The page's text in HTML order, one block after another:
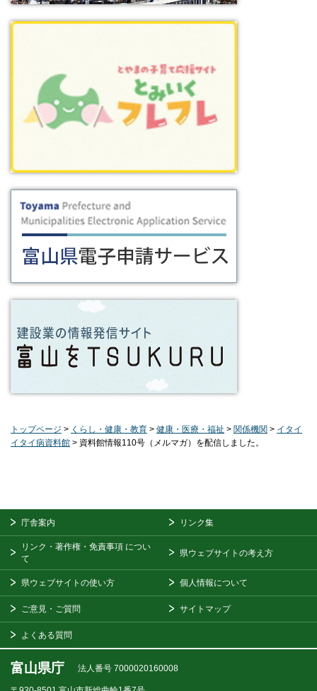
トップページ > くらし・健康・教育 > 健康・医療・福祉 > 関係機関 > イタイ
イタイ病資料館 > 資料館情報110号（メルマガ）を配信しました。
庁舎案内 リンク集
リンク・著作権・免責事項 につい
て
県ウェブサイトの考え方
県ウェブサイトの使い方 個人情報について
ご意見・ご質問 サイトマップ
よくある質問
富山県庁 法人番号 7000020160008